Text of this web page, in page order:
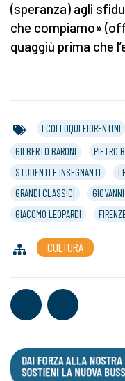
(speranza) agli
che compiamo»
quaggiù prima che
I COLLOQUI FIORENTINI
GILBERTO BARONI
PIETRO
STUDENTI E INSEGNANTI
GRANDI CLASSICI
GIACOMO LEOPARDI
CULTURA